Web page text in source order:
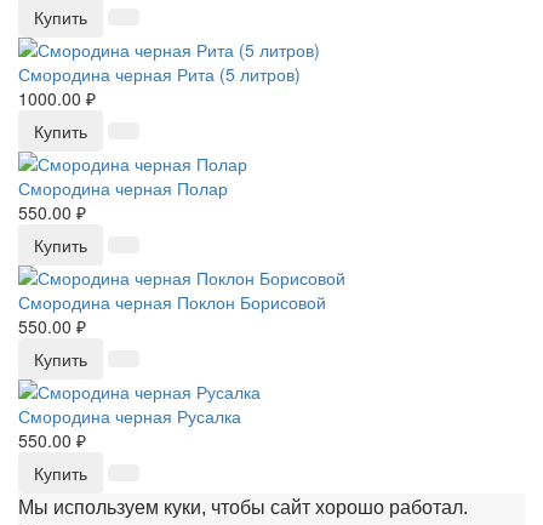
Купить
Смородина черная Рита (5 литров)
1000.00 ₽
Купить
Смородина черная Полар
550.00 ₽
Купить
Смородина черная Поклон Борисовой
550.00 ₽
Купить
Смородина черная Русалка
550.00 ₽
Купить
Мы используем куки, чтобы сайт хорошо работал.